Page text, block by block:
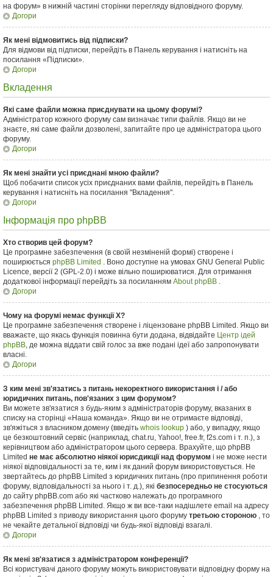
на форум» в нижній частині сторінки перегляду відповідного форуму.
Догори
Як мені відмовитись від підписки?
Для відмови від підписки, перейдіть в Панель керування і натисніть на
посилання «Підписки».
Догори
Вкладення
Які саме файли можна приєднувати на цьому форумі?
Адміністратор кожного форуму сам визначає типи файлів. Якщо ви не
знаєте, які саме файли дозволені, запитайте про це адміністратора цього
форуму.
Догори
Як мені знайти усі приєднані мною файли?
Щоб побачити список усіх приєднаних вами файлів, перейдіть в Панель
керування і натисніть на посилання "Вкладення".
Догори
Інформація про phpBB
Хто створив цей форум?
Це програмне забезпечення (в своїй незміненій формі) створене і
поширюється phpBB Limited . Воно доступне на умовах GNU General Public
Licence, версії 2 (GPL-2.0) і може вільно поширюватися. Для отримання
додаткової інформації перейдіть за посиланням About phpBB .
Догори
Чому на форумі немає функції X?
Це програмне забезпечення створене і ліцензоване phpBB Limited. Якщо ви
вважаєте, що якась функція повинна бути додана, відвідайте Центр ідей
phpBB, де можна віддати свій голос за вже подані ідеї або запропонувати
власні.
Догори
З ким мені зв'язатись з питань некоректного використання і / або
юридичних питань, пов'язаних з цим форумом?
Ви можете зв'язатися з будь-яким з адміністраторів форуму, вказаних в
списку на сторінці «Наша команда». Якщо ви не отримаєте відповіді,
зв'яжіться з власником домену (введіть whois lookup ) або, у випадку, якщо
це безкоштовний сервіс (наприклад, chat.ru, Yahoo!, free.fr, f2s.com і т. п.), з
керівництвом або адміністратором цього сервера. Врахуйте, що phpBB
Limited не має абсолютно ніякої юрисдикції над форумом і не може нести
ніякої відповідальності за те, ким і як даний форум використовується. Не
звертайтесь до phpBB Limited з юридичних питань (про припинення роботи
форуму, відповідальності за нього і т. д.), які безпосередньо не стосуються
до сайту phpBB.com або які частково належать до програмного
забезпечення phpBB Limited. Якщо ж ви все-таки надішлете email на адресу
phpBB Limited з приводу використання цього форуму третьою стороною , то
не чекайте детальної відповіді чи будь-якої відповіді взагалі.
Догори
Як мені зв'язатися з адміністратором конференції?
Всі користувачі даного форуму можуть використовувати відповідну форму на